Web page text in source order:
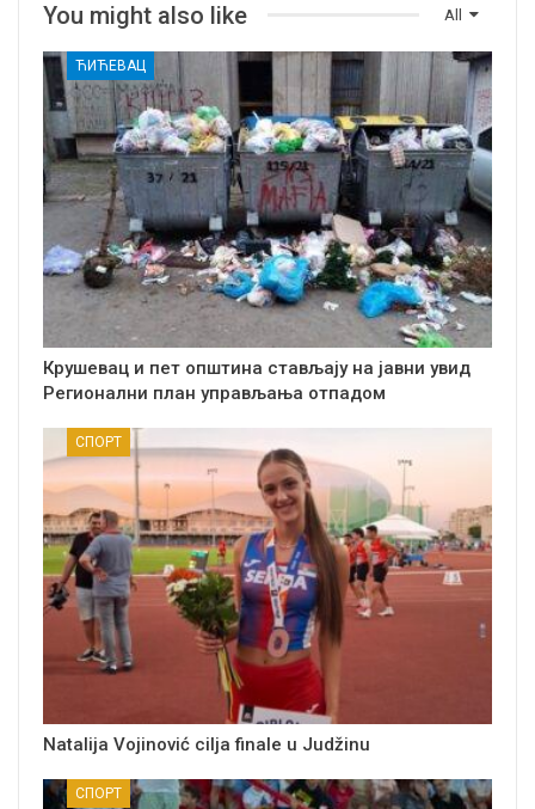
All
You might also like
ЋИЋЕВАЦ
Крушевац и пет општина стављају на јавни увид
Регионални план управљања отпадом
СПОРТ
Natalija Vojinović cilja finale u Judžinu
СПОРТ